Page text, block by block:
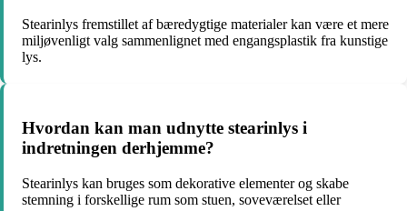
Stearinlys fremstillet af bæredygtige materialer kan være et mere
miljøvenligt valg sammenlignet med engangsplastik fra kunstige
lys.
Hvordan kan man udnytte stearinlys i
indretningen derhjemme?
Stearinlys kan bruges som dekorative elementer og skabe
stemning i forskellige rum som stuen, soveværelset eller